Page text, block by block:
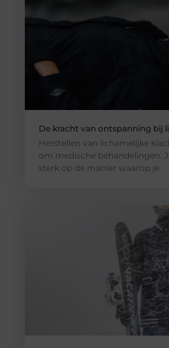
De kracht van ontspanning bij
Herstellen van lichamelijke
om medische behandelingen.
sterk op de manier waarop je